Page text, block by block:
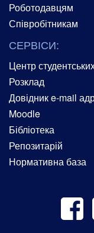
Роботодавцям
Співробітникам
СЕРВІСИ:
Центр
Розклад
Довідник e-mail
Moodle
Бібліотека
Репозитарій
Нормативна база